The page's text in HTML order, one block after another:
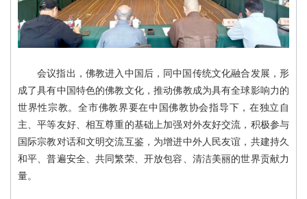
会议指出，佛教进入中国后，同中国传统文化融合发展，形
成了具有中国特色的佛教文化，推动佛教成为具有全球影响力的
世界性宗教。全市佛教界要在中国佛教协会指导下，在独立自
主、平等友好、相互尊重的基础上加强对外友好交流，积极参与
国际宗教对话和文明交流互鉴，为增进中外人民友谊，共建持久
和平、普遍安全、共同繁荣、开放包容、清洁美丽的世界贡献力
量。